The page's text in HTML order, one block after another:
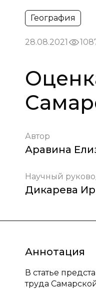
География
28.08.2021
Автор
Аравина
Научный
Дикарева
Аннотация
В статье
труда